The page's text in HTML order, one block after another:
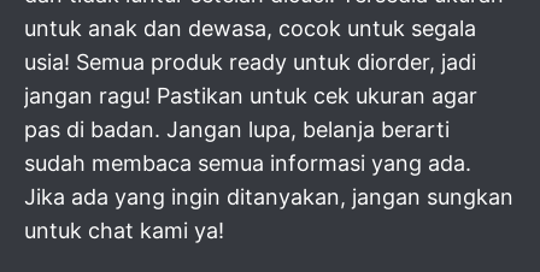
untuk anak dan dewasa, cocok untuk segala
usia! Semua produk ready untuk diorder, jadi
jangan ragu! Pastikan untuk cek ukuran agar
pas di badan. Jangan lupa, belanja berarti
sudah membaca semua informasi yang ada.
Jika ada yang ingin ditanyakan, jangan sungkan
untuk chat kami ya!